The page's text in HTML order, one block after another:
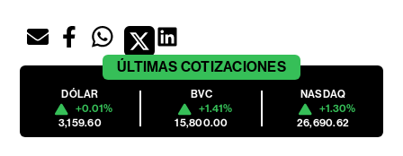
ÚLTIMAS COTIZACIONES
DÓLAR
+0.01%
3,159.60
BVC
+1.41%
15,800.00
NASDAQ
+1.30%
26,690.62